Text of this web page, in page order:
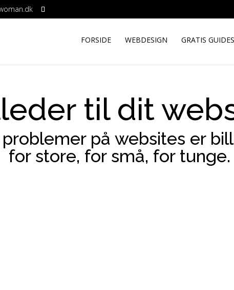
FORSIDE WEBDESIGN GRATIS GUIDES
til dit
på websites er
for store, for små, for tunge.